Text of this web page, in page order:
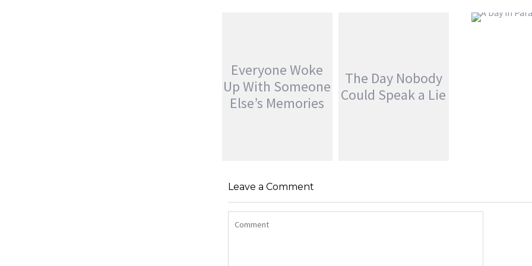
Everyone Woke
Up With Someone
Else’s Memories
ELSE’S MEMORIES
jatinder Stories
The Day Nobody
Could Speak a Lie
jatinder Stories
Leave a Comment